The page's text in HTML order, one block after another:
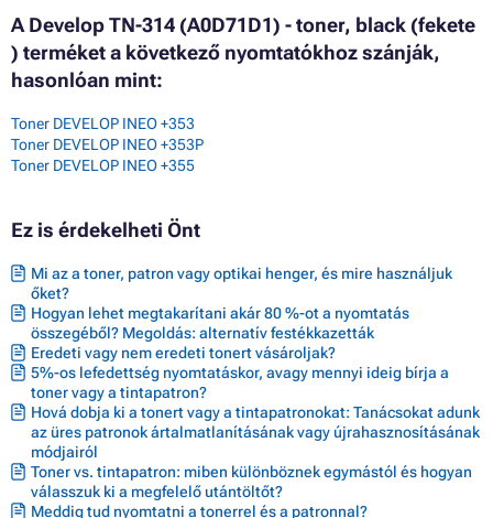
A Develop TN-314 (A0D71D1) - toner, black (fekete
) terméket a következő nyomtatókhoz szánják,
hasonlóan mint:
Toner DEVELOP INEO +353
Toner DEVELOP INEO +353P
Toner DEVELOP INEO +355
Ez is érdekelheti Önt
Mi az a toner, patron vagy optikai henger, és mire használjuk
őket?
Hogyan lehet megtakarítani akár 80 %-ot a nyomtatás
összegéből? Megoldás: alternatív festékkazetták
Eredeti vagy nem eredeti tonert vásároljak?
5%-os lefedettség nyomtatáskor, avagy mennyi ideig bírja a
toner vagy a tintapatron?
Hová dobja ki a tonert vagy a tintapatronokat: Tanácsokat adunk
az üres patronok ártalmatlanításának vagy újrahasznosításának
módjairól
Toner vs. tintapatron: miben különböznek egymástól és hogyan
válasszuk ki a megfelelő utántöltőt?
Meddig tud nyomtatni a tonerrel és a patronnal?